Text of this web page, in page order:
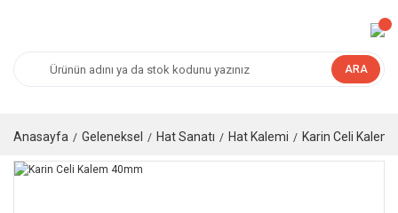
ARA
Anasayfa Geleneksel Hat Sanatı Hat Kalemi Karin Celi Kalem